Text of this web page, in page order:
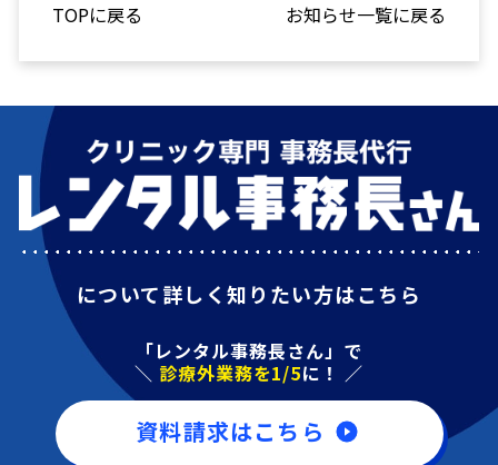
TOPに戻る お知らせ一覧に戻る
について詳しく知りたい方はこちら
「レンタル事務長さん」で
＼ 診療外業務を1/5に！ ／
資料請求はこちら